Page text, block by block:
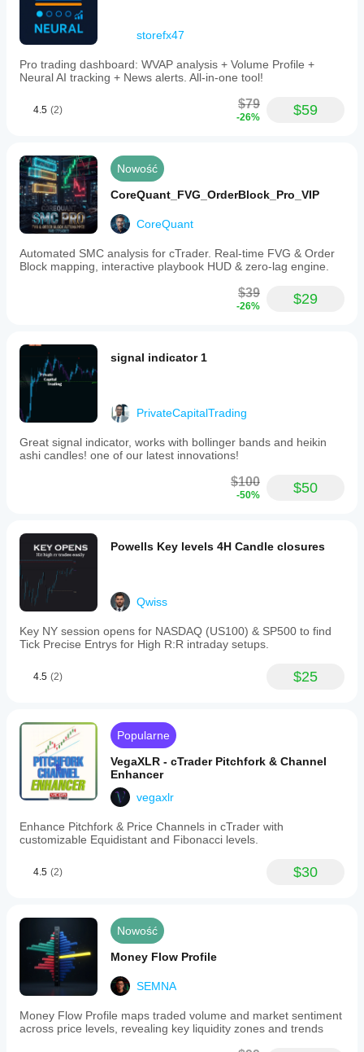
storefx47
Pro trading dashboard: WVAP analysis + Volume Profile +
Neural AI tracking + News alerts. All-in-one tool!
4.5 (2) $79
-26% $59
Nowość
CoreQuant_FVG_OrderBlock_Pro_VIP
CoreQuant
Automated SMC analysis for cTrader. Real-time FVG & Order
Block mapping, interactive playbook HUD & zero-lag engine.
$39
-26% $29
signal indicator 1
PrivateCapitalTrading
Great signal indicator, works with bollinger bands and heikin
ashi candles! one of our latest innovations!
$100
-50% $50
Powells Key levels 4H Candle closures
Qwiss
Key NY session opens for NASDAQ (US100) & SP500 to find
Tick Precise Entrys for High R:R intraday setups.
4.5 (2) $25
Popularne
VegaXLR - cTrader Pitchfork & Channel
Enhancer
vegaxlr
Enhance Pitchfork & Price Channels in cTrader with
customizable Equidistant and Fibonacci levels.
4.5 (2) $30
Nowość
Money Flow Profile
SEMNA
Money Flow Profile maps traded volume and market sentiment
across price levels, revealing key liquidity zones and trends